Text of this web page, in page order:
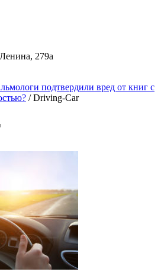
279а
подтвердили вред от книг с
/Driving-Car